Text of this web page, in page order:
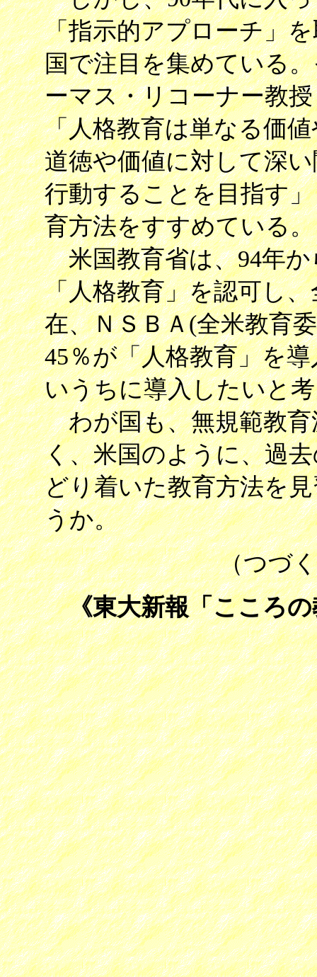
「指示的アプローチ」
国で注目を集めている
ーマス・リコーナー教
「人格教育は単なる価
道徳や価値に対して深
行動することを目指す
育方法をすすめている。
米国教育省は、94年か
「人格教育」を認可し
在、ＮＳＢＡ(全米教育
45％が「人格教育」を
いうちに導入したいと
わが国も、無規範教育
く、米国のように、過
どり着いた教育方法を
うか。
（つづく
《東大新報「こころ